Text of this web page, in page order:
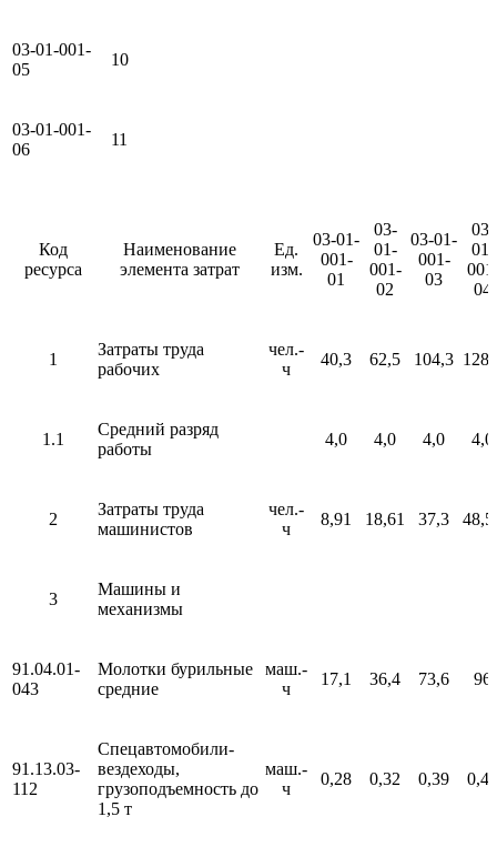
03-01-001-
05
10
03-01-001-
06
11
Код
ресурса
Наименование
элемента затрат
Ед.
изм.
03-01-
001-
01
03-
01-
001-
02
03-01-
001-
03
03-
01-
04
1
Затраты труда
рабочих
чел.-
ч
40,3 62,5 104,3
1.1
Средний разряд
работы
4,0 4,0 4,0 4,0
2
Затраты труда
машинистов
чел.-
ч
8,91 18,61 37,3
3
Машины и
механизмы
91.04.01-
043
Молотки бурильные
средние
маш.-
ч
17,1 36,4 73,6 96
91.13.03-
112
Спецавтомобили-
вездеходы,
грузоподъемность до
1,5 т
маш.-
ч
0,28 0,32 0,39 0,42